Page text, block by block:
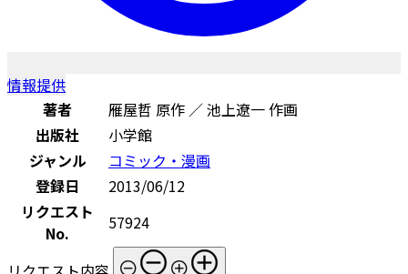
情報提供
著者
雁屋哲 原作 ／ 池上遼一 作画
出版社
小学館
ジャンル
コミック・漫画
登録日
2013/06/12
リクエスト
No.
57924